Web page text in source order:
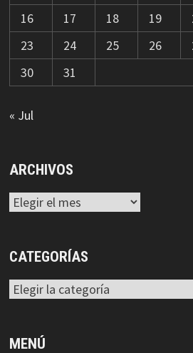
16
17 18 19
23
24 25 26
30
31
« Jul
ARCHIVOS
Archivos
CATEGORÍAS
Categorías
MENÚ